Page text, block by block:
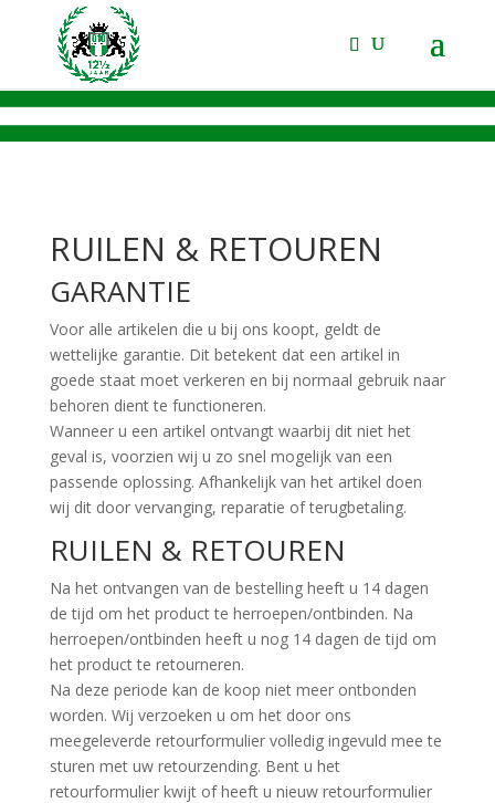
RUILEN & RETOUREN
GARANTIE
Voor alle artikelen die u bij ons koopt, geldt de
wettelijke garantie. Dit betekent dat een artikel in
goede staat moet verkeren en bij normaal gebruik naar
behoren dient te functioneren.
Wanneer u een artikel ontvangt waarbij dit niet het
geval is, voorzien wij u zo snel mogelijk van een
passende oplossing. Afhankelijk van het artikel doen
wij dit door vervanging, reparatie of terugbetaling.
RUILEN & RETOUREN
Na het ontvangen van de bestelling heeft u 14 dagen
de tijd om het product te herroepen/ontbinden. Na
herroepen/ontbinden heeft u nog 14 dagen de tijd om
het product te retourneren.
Na deze periode kan de koop niet meer ontbonden
worden. Wij verzoeken u om het door ons
meegeleverde retourformulier volledig ingevuld mee te
sturen met uw retourzending. Bent u het
retourformulier kwijt of heeft u nieuw retourformulier